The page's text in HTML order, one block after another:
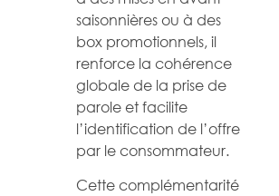
saisonnières ou à des
box promotionnels, il
renforce la cohérence
globale de la prise de
parole et facilite
l’identification de l’offre
par le consommateur.
Cette complémentarité